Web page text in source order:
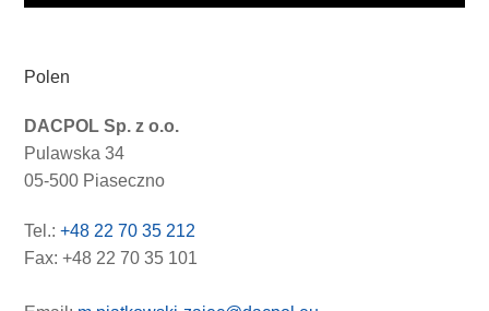
Polen
DACPOL Sp. z o.o.
Pulawska 34
05-500 Piaseczno
Tel.:+48 22 70 35 212
Fax: +48 22 70 35 101